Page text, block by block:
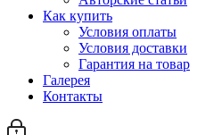
Как купить
Условия оплаты
Условия доставки
Гарантия на товар
Галерея
Контакты